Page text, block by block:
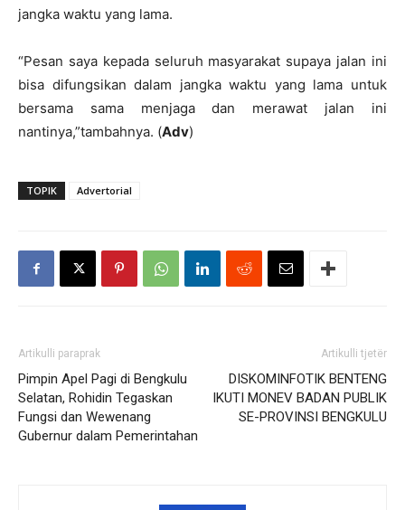
jangka waktu yang lama.
“Pesan saya kepada seluruh masyarakat supaya jalan ini
bisa difungsikan dalam jangka waktu yang lama untuk
bersama sama menjaga dan merawat jalan ini
nantinya,”tambahnya. (Adv)
TOPIK Advertorial
Artikulli paraprak
Pimpin Apel Pagi di Bengkulu
Selatan, Rohidin Tegaskan
Fungsi dan Wewenang
Gubernur dalam Pemerintahan
Artikulli tjetër
DISKOMINFOTIK BENTENG
IKUTI MONEV BADAN PUBLIK
SE-PROVINSI BENGKULU